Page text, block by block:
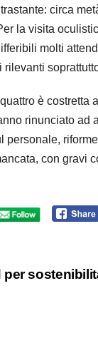
circa
la visita
molti
rilevanti
è
rinunciato ad
personale,
con gravi
per